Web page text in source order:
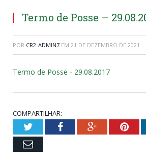
Termo de Posse –
POR CR2-ADMIN7 EM 21 DE DEZEMBRO DE 2021
Termo de Posse - 29.08.2017
COMPARTILHAR:
TwitterFacebookGoogle+
Email